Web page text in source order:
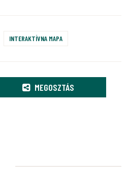
INTERAKTÍVNA MAPA
MEGOSZTÁS